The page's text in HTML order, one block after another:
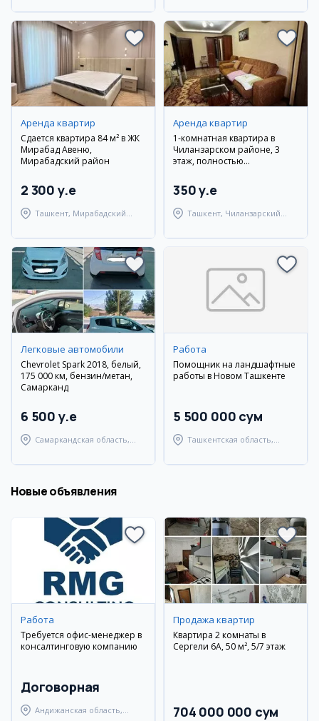
Аренда квартир
Сдается квартира 84 м² в ЖК
Мирабад Авеню,
Мирабадский район
2 300 y.e
Ташкент, Мирабадский
Аренда квартир
1-комнатная квартира в
Чиланзарском районе, 3
этаж, полностью
350 y.e
Ташкент, Чиланзарский
Легковые автомобили
Chevrolet Spark 2018, белый,
175 000 км, бензин/метан,
Самарканд
6 500 y.e
Самаркандская область,
Работа
Помощник на ландшафтные
работы в Новом Ташкенте
5 500 000 сум
Ташкентская область,
Новые объявления
Работа
Требуется офис-менеджер в
консалтинговую компанию
Договорная
Андижанская область,
Продажа квартир
Квартира 2 комнаты в
Сергели 6А, 50 м², 5/7 этаж
704 000 000 сум